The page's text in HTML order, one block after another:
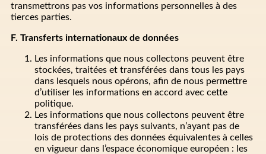
transmettrons pas vos informations personnelles à des
tierces parties.
F. Transferts internationaux de données
Les informations que nous collectons peuvent être
stockées, traitées et transférées dans tous les pays
dans lesquels nous opérons, afin de nous permettre
d’utiliser les informations en accord avec cette
politique.
Les informations que nous collectons peuvent être
transférées dans les pays suivants, n’ayant pas de
lois de protections des données équivalentes à celles
en vigueur dans l’espace économique européen : les